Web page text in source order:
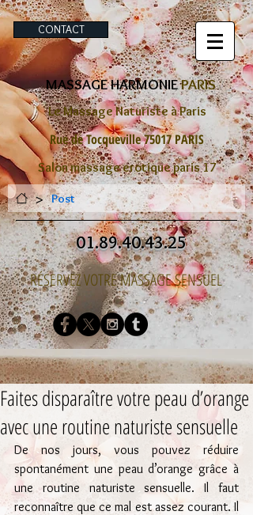
CONTACT
MASSAGE HARMONIEPARIS
Le Massage Naturiste à Paris
Rue de Tocqueville 75017 PARIS
Salon massage erotique paris 17
> Post
01.89.40.43.25
RÉSERVEZ VOTRE MASSAGE SENSUEL
Faites disparaître votre peau d’orange
avec une routine naturiste sensuelle
De nos jours, vous pouvez réduire
spontanément une peau d’orange grâce à
une routine naturiste sensuelle. Il faut
reconnaître que ce mal est assez courant. Il